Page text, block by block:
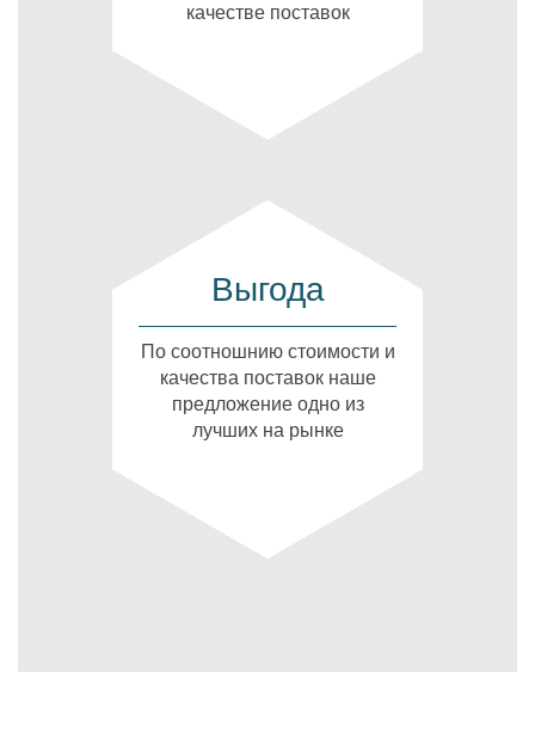
качестве поставок
Выгода
По соотношнию стоимости и
качества поставок наше
предложение одно из
лучших на рынке